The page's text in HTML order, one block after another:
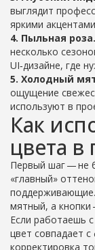
выглядит
яркими
4. Пыльная роза.
несколько
UI‑дизайне, где
5. Холодный
ощущение
используют в
Как
цвета в
Первый шаг — не
«главный»
мятный, а кнопки
Если работаешь
цвет совпадает
корректировка